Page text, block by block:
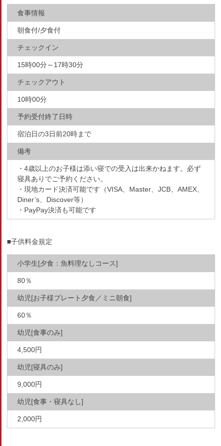
食事情報
朝食付/夕食付
チェックイン
15時00分～17時30分
チェックアウト
10時00分
予約受付終了日時
宿泊日の3日前20時まで
備考
・4歳以上のお子様は添い寝での受入は出来かねます。必ず
寝具ありでご予約ください。
・現地カード決済可能です（VISA、Master、JCB、AMEX、
Diner’s、Discover等）
・PayPay決済も可能です
■子供料金規定
小学生[夕食：魚料理なしコース]
80％
幼児[お子様プレート夕食／ミニ朝食]
60％
幼児[食事のみ]
4,500円
幼児[寝具のみ]
9,000円
幼児[食事・寝具なし]
2,000円